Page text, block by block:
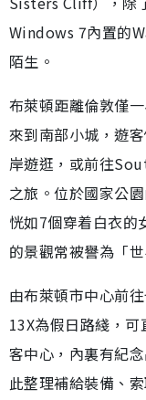
Windows 7內置的
陌生。
布萊頓距離倫敦僅
來到南部小城，遊
岸遊逛，或前往
之旅。位於國家公
恍如7個穿着白衣的
的景觀常被譽為「
由布萊頓市中心前
13X為假日路綫，
客中心，內裏有紀
此整理補給裝備、